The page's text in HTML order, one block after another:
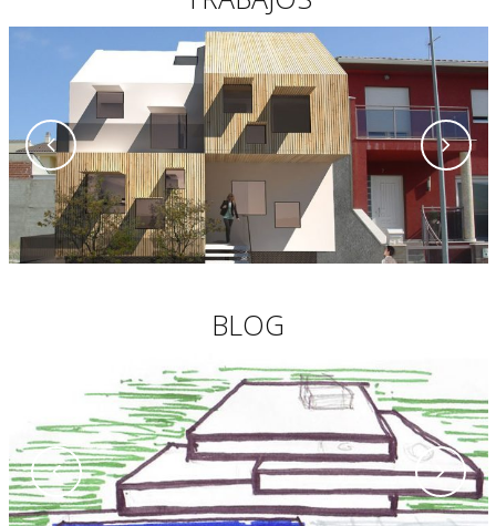
BLOG
octubre 28, 2010
NUEVOS TRABAJOS DE ARQUITECTURA
MINIMALISTA
Noticias